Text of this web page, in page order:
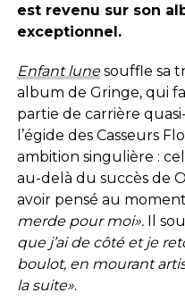
est revenu sur son
exceptionnel.
Enfant lune souffle sa
album de Gringe, qui
partie de carrière
l’égide des Casseurs
ambition singulière :
au-delà du succès de
avoir pensé au moment
merde pour moi». Il
que j’ai de côté et je
boulot, en mourant
la suite».